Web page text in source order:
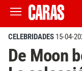
CELEBRIDADES 15-04-
De Moon